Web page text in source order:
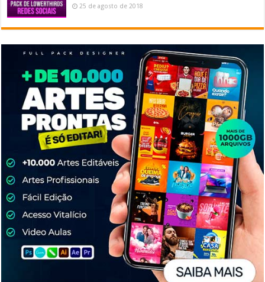
25 de agosto de 2018